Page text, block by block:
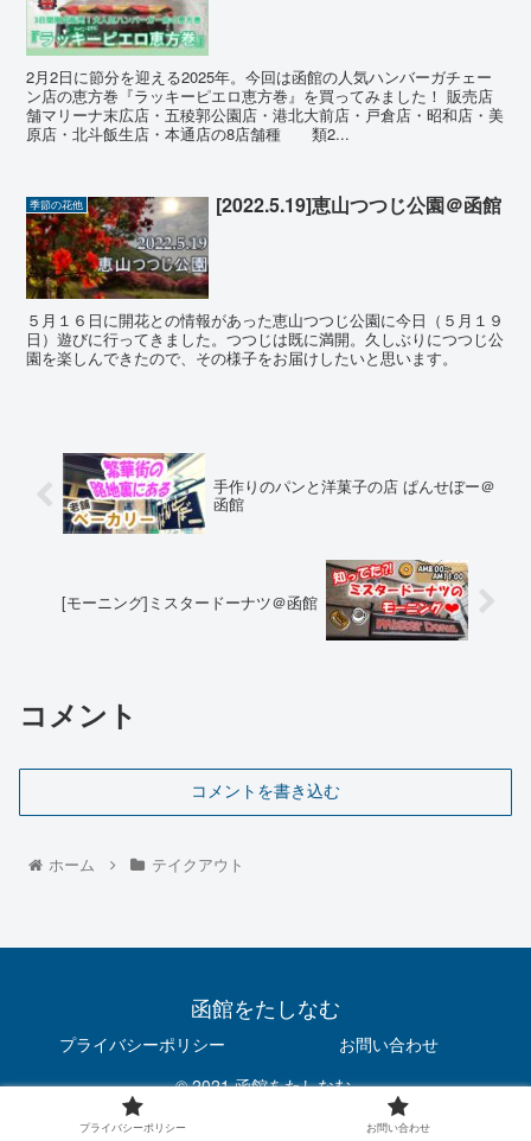
2月2日に節分を迎える2025年。今回は函館の人気ハンバーガチェー
ン店の恵方巻『ラッキーピエロ恵方巻』を買ってみました！ 販売店
舗マリーナ末広店・五稜郭公園店・港北大前店・戸倉店・昭和店・美
原店・北斗飯生店・本通店の8店舗種 類2...
季節の花他 [2022.5.19]恵山つつじ公園＠函館
５月１６日に開花との情報があった恵山つつじ公園に今日（５月１９
日）遊びに行ってきました。つつじは既に満開。久しぶりにつつじ公
園を楽しんできたので、その様子をお届けしたいと思います。
手作りのパンと洋菓子の店 ぱんせぼー＠
函館
[モーニング]ミスタードーナツ＠函館
コメント
コメントを書き込む
ホーム テイクアウト
函館をたしなむ
プライバシーポリシー
お問い合わせ
© 2021 函館をたしなむ.
プライバシーポリシー お問い合わせ